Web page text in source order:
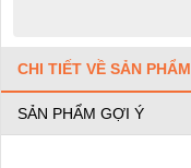
CHI TIẾT VỀ SẢN PHẨM
SẢN PHẨM GỢI Ý